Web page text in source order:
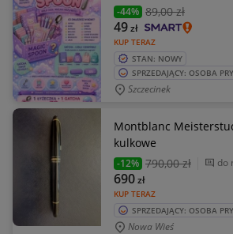
-44% 89,00 zł
KUP TERAZ
49zł
STAN: NOWY
SPRZEDAJĄCY: OSOBA
Szczecinek
Montblanc
kulkowe
-12% 790,00 zł do
KUP TERAZ
690zł
SPRZEDAJĄCY: OSOBA
Nowa Wieś